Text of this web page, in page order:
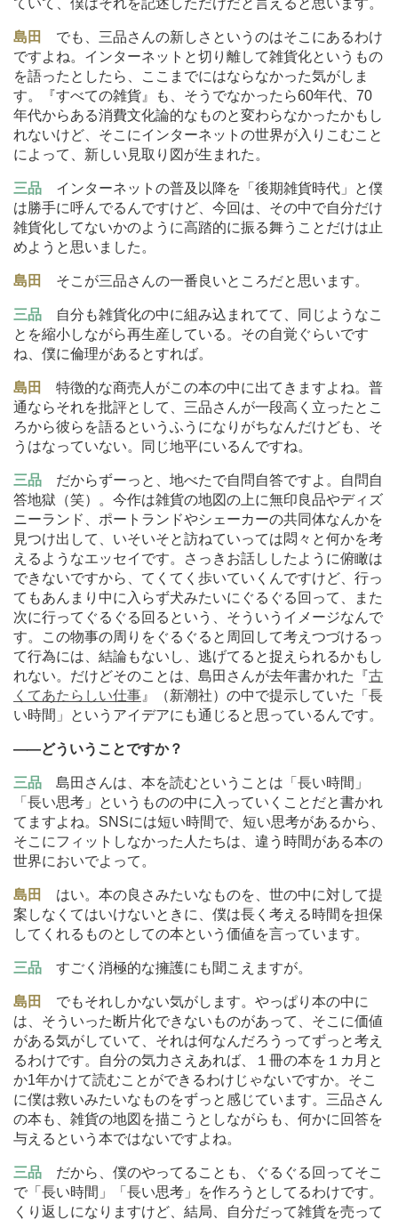
島田
でも、三品さんの新しさというのはそこにあるわけ
ですよね。インターネットと切り離して雑貨化というもの
を語ったとしたら、ここまでにはならなかった気がしま
す。『すべての雑貨』も、そうでなかったら60年代、70
年代からある消費文化論的なものと変わらなかったかもし
れないけど、そこにインターネットの世界が入りこむこと
によって、新しい見取り図が生まれた。
三品
インターネットの普及以降を「後期雑貨時代」と僕
は勝手に呼んでるんですけど、今回は、その中で自分だけ
雑貨化してないかのように高踏的に振る舞うことだけは止
めようと思いました。
島田 そこが三品さんの一番良いところだと思います。
三品
自分も雑貨化の中に組み込まれてて、同じようなこ
とを縮小しながら再生産している。その自覚ぐらいです
ね、僕に倫理があるとすれば。
島田
特徴的な商売人がこの本の中に出てきますよね。普
通ならそれを批評として、三品さんが一段高く立ったとこ
ろから彼らを語るというふうになりがちなんだけども、そ
うはなっていない。同じ地平にいるんですね。
三品
だからずーっと、地べたで自問自答ですよ。自問自
答地獄（笑）。今作は雑貨の地図の上に無印良品やディズ
ニーランド、ポートランドやシェーカーの共同体なんかを
見つけ出して、いそいそと訪ねていっては悶々と何かを考
えるようなエッセイです。さっきお話ししたように俯瞰は
できないですから、てくてく歩いていくんですけど、行っ
てもあんまり中に入らず犬みたいにぐるぐる回って、また
次に行ってぐるぐる回るという、そういうイメージなんで
す。この物事の周りをぐるぐると周回して考えつづけるっ
て行為には、結論もないし、逃げてると捉えられるかもし
れない。だけどそのことは、島田さんが去年書かれた『古
くてあたらしい仕事 』（新潮社）の中で提示していた「長
い時間」というアイデアにも通じると思っているんです。
――どういうことですか？
三品
島田さんは、本を読むということは「長い時間」
「長い思考」というものの中に入っていくことだと書かれ
てますよね。SNSには短い時間で、短い思考があるから、
そこにフィットしなかった人たちは、違う時間がある本の
世界においでよって。
島田
はい。本の良さみたいなものを、世の中に対して提
案しなくてはいけないときに、僕は長く考える時間を担保
してくれるものとしての本という価値を言っています。
三品 すごく消極的な擁護にも聞こえますが。
島田
でもそれしかない気がします。やっぱり本の中に
は、そういった断片化できないものがあって、そこに価値
がある気がしていて、それは何なんだろうってずっと考え
るわけです。自分の気力さえあれば、１冊の本を１カ月と
か1年かけて読むことができるわけじゃないですか。そこ
に僕は救いみたいなものをずっと感じています。三品さん
の本も、雑貨の地図を描こうとしながらも、何かに回答を
与えるという本ではないですよね。
三品
だから、僕のやってることも、ぐるぐる回ってそこ
で「長い時間」「長い思考」を作ろうとしてるわけです。
くり返しになりますけど、結局、自分だって雑貨を売って